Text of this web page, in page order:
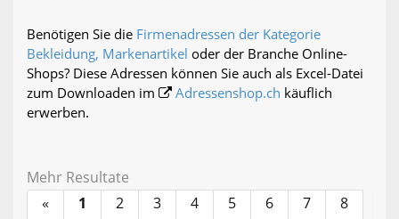
Benötigen Sie die Firmenadressen der Kategorie
Bekleidung, Markenartikel oder der Branche Online-
Shops? Diese Adressen können Sie auch als Excel-Datei
zum Downloaden im
Adressenshop.ch käuflich
erwerben.
Mehr Resultate
«
1 2 3 4 5 6 7
8